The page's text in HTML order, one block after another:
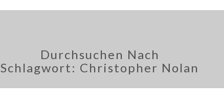
Durchsuchen Nach
Schlagwort: Christopher Nolan